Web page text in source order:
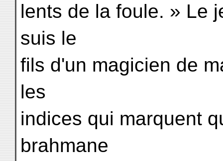
lents de la foule. » Le
suis le
fils d'un magicien de
les
indices qui marquent
brahmane